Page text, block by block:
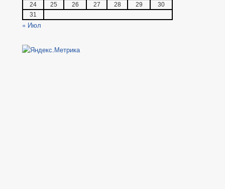
24
25 26 27 28 29
30
31
« Июл